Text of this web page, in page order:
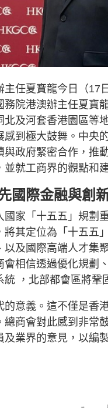
任夏寶龍今日（17
院港澳辦主任夏寶
及河套香港園區等
到極大鼓舞。中央
政府緊密合作，推
就工商界的觀點和
國際金融與創
家「十五五」規劃
其定位為「十五五
及國際高端人才集
相信透過優化規劃
，北部都會區將鞏
的意義。這不僅是
商會對此感到非常
業界的意見，以編